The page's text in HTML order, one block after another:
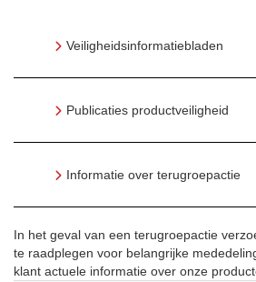
Veiligheidsinformatiebladen
Publicaties productveiligheid
Informatie over terugroepactie
In het geval van een terugroepactie
te raadplegen voor belangrijke
klant actuele informatie over onze